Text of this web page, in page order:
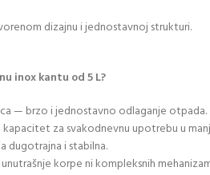
dizajnu i jednostavnoj strukturi.
inox kantu od 5 L?
— brzo i jednostavno odlaganje otpada.
za svakodnevnu upotrebu u
dugotrajna i stabilna.
korpe ni kompleksnih